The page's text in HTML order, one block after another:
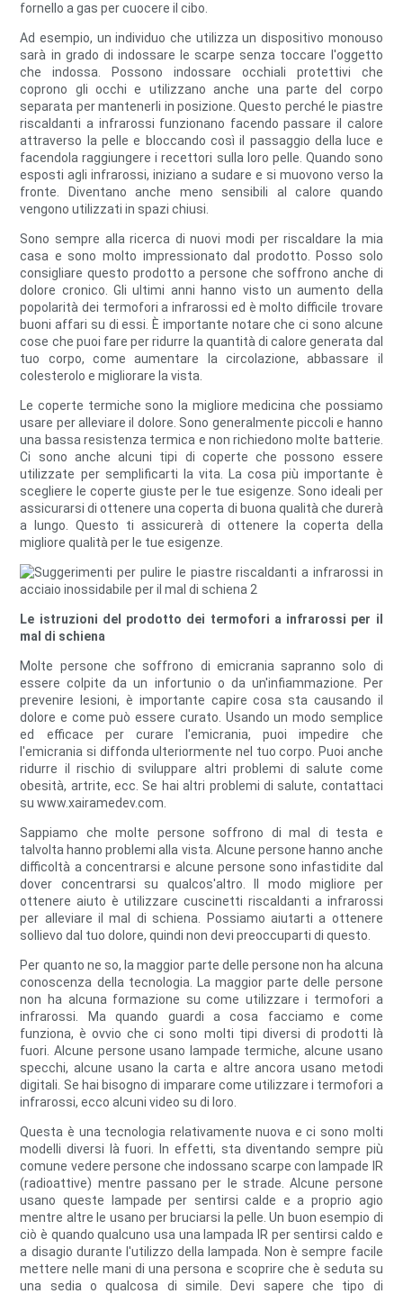
fornello a gas per cuocere il cibo.
Ad esempio, un individuo che utilizza un dispositivo monouso
sarà in grado di indossare le scarpe senza toccare l'oggetto
che indossa. Possono indossare occhiali protettivi che
coprono gli occhi e utilizzano anche una parte del corpo
separata per mantenerli in posizione. Questo perché le piastre
riscaldanti a infrarossi funzionano facendo passare il calore
attraverso la pelle e bloccando così il passaggio della luce e
facendola raggiungere i recettori sulla loro pelle. Quando sono
esposti agli infrarossi, iniziano a sudare e si muovono verso la
fronte. Diventano anche meno sensibili al calore quando
vengono utilizzati in spazi chiusi.
Sono sempre alla ricerca di nuovi modi per riscaldare la mia
casa e sono molto impressionato dal prodotto. Posso solo
consigliare questo prodotto a persone che soffrono anche di
dolore cronico. Gli ultimi anni hanno visto un aumento della
popolarità dei termofori a infrarossi ed è molto difficile trovare
buoni affari su di essi. È importante notare che ci sono alcune
cose che puoi fare per ridurre la quantità di calore generata dal
tuo corpo, come aumentare la circolazione, abbassare il
colesterolo e migliorare la vista.
Le coperte termiche sono la migliore medicina che possiamo
usare per alleviare il dolore. Sono generalmente piccoli e hanno
una bassa resistenza termica e non richiedono molte batterie.
Ci sono anche alcuni tipi di coperte che possono essere
utilizzate per semplificarti la vita. La cosa più importante è
scegliere le coperte giuste per le tue esigenze. Sono ideali per
assicurarsi di ottenere una coperta di buona qualità che durerà
a lungo. Questo ti assicurerà di ottenere la coperta della
migliore qualità per le tue esigenze.
Le istruzioni del prodotto dei termofori a infrarossi per il
mal di schiena
Molte persone che soffrono di emicrania sapranno solo di
essere colpite da un infortunio o da un'infiammazione. Per
prevenire lesioni, è importante capire cosa sta causando il
dolore e come può essere curato. Usando un modo semplice
ed efficace per curare l'emicrania, puoi impedire che
l'emicrania si diffonda ulteriormente nel tuo corpo. Puoi anche
ridurre il rischio di sviluppare altri problemi di salute come
obesità, artrite, ecc. Se hai altri problemi di salute, contattaci
su www.xairamedev.com.
Sappiamo che molte persone soffrono di mal di testa e
talvolta hanno problemi alla vista. Alcune persone hanno anche
difficoltà a concentrarsi e alcune persone sono infastidite dal
dover concentrarsi su qualcos'altro. Il modo migliore per
ottenere aiuto è utilizzare cuscinetti riscaldanti a infrarossi
per alleviare il mal di schiena. Possiamo aiutarti a ottenere
sollievo dal tuo dolore, quindi non devi preoccuparti di questo.
Per quanto ne so, la maggior parte delle persone non ha alcuna
conoscenza della tecnologia. La maggior parte delle persone
non ha alcuna formazione su come utilizzare i termofori a
infrarossi. Ma quando guardi a cosa facciamo e come
funziona, è ovvio che ci sono molti tipi diversi di prodotti là
fuori. Alcune persone usano lampade termiche, alcune usano
specchi, alcune usano la carta e altre ancora usano metodi
digitali. Se hai bisogno di imparare come utilizzare i termofori a
infrarossi, ecco alcuni video su di loro.
Questa è una tecnologia relativamente nuova e ci sono molti
modelli diversi là fuori. In effetti, sta diventando sempre più
comune vedere persone che indossano scarpe con lampade IR
(radioattive) mentre passano per le strade. Alcune persone
usano queste lampade per sentirsi calde e a proprio agio
mentre altre le usano per bruciarsi la pelle. Un buon esempio di
ciò è quando qualcuno usa una lampada IR per sentirsi caldo e
a disagio durante l'utilizzo della lampada. Non è sempre facile
mettere nelle mani di una persona e scoprire che è seduta su
una sedia o qualcosa di simile. Devi sapere che tipo di